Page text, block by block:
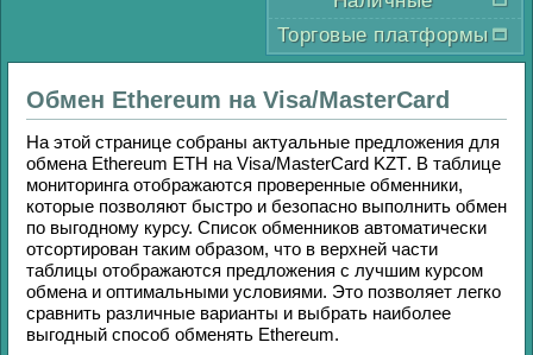
Торговые платформы
Обмен Ethereum на Visa/MasterCard
На этой странице собраны актуальные предложения для
обмена Ethereum ETH на Visa/MasterCard KZT. В таблице
мониторинга отображаются проверенные обменники,
которые позволяют быстро и безопасно выполнить обмен
по выгодному курсу. Список обменников автоматически
отсортирован таким образом, что в верхней части
таблицы отображаются предложения с лучшим курсом
обмена и оптимальными условиями. Это позволяет легко
сравнить различные варианты и выбрать наиболее
выгодный способ обменять Ethereum.